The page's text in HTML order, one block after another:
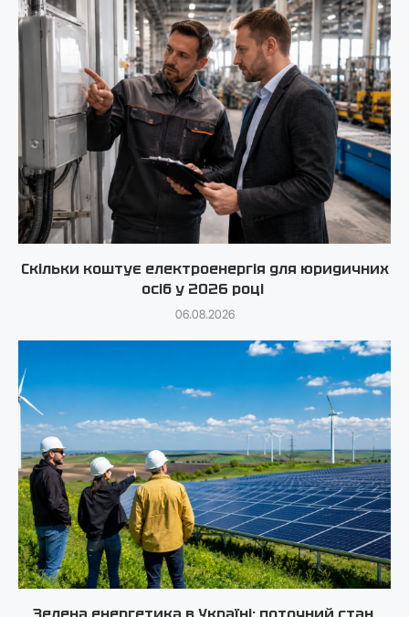
Скільки коштує електроенергія для юридичних
осіб у 2026 році
06.08.2026